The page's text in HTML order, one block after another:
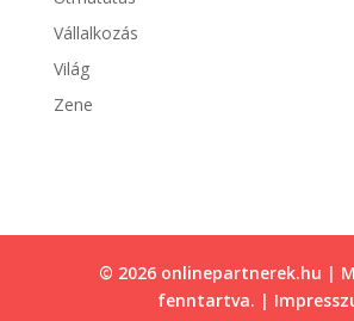
Vállalkozás
Világ
Zene
© 2026 onlinepartnerek.hu |
fenntartva. |